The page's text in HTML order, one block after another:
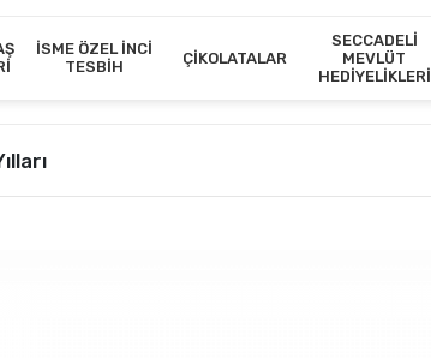
İSME ÖZEL İNCİ
TESBİH
ÇİKOLATALAR
SECCADELİ
MEVLÜT
HEDİYELİKLERİ